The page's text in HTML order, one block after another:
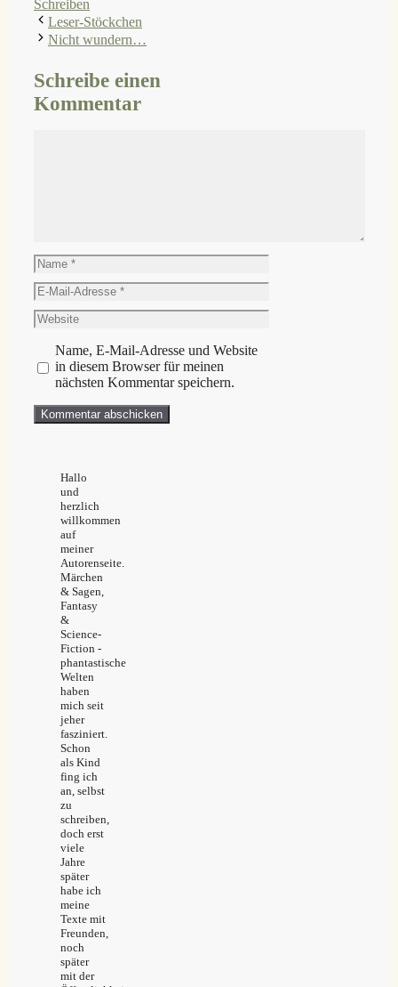
Schreiben
Leser-Stöckchen
Nicht wundern…
Schreibe einen
Kommentar
Name
E-
Mail-
Adresse
Website
Name, E-Mail-Adresse und Website
in diesem Browser für meinen
nächsten Kommentar speichern.
Hallo
und
herzlich
willkommen
auf
meiner
Autorenseite.
Märchen
& Sagen,
Fantasy
&
Science-
Fiction -
phantastische
Welten
haben
mich seit
jeher
fasziniert.
Schon
als Kind
fing ich
an, selbst
zu
schreiben,
doch erst
viele
Jahre
später
habe ich
meine
Texte mit
Freunden,
noch
später
mit der